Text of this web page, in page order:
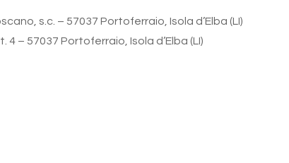
s.c. – 57037 Portoferraio, Isola d’Elba (LI)
– 57037 Portoferraio, Isola d’Elba (LI)